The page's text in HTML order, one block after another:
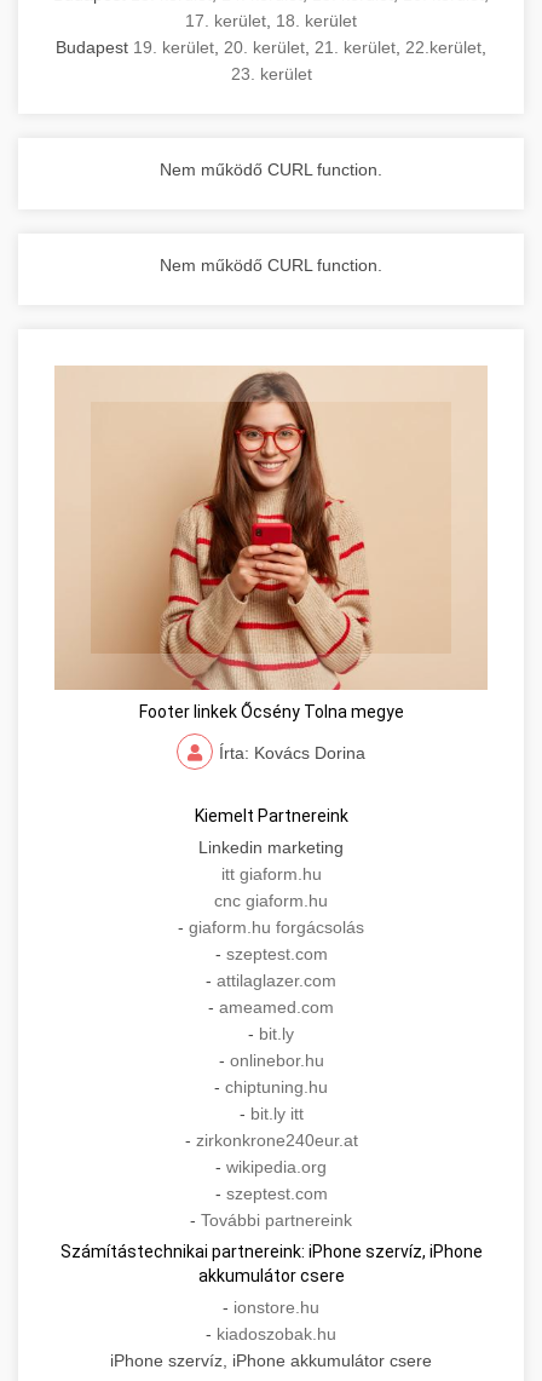
17. kerület 18. kerület
Budapest 19. kerület 20. kerület 21. kerület 22.kerület
23. kerület
Nem működő CURL function.
Nem működő CURL function.
Footer linkek Őcsény Tolna megye
Írta: Kovács Dorina
Kiemelt Partnereink
Linkedin marketing
itt giaform.hu
cnc giaform.hu
- giaform.hu forgácsolás
- szeptest.com
- attilaglazer.com
- ameamed.com
- bit.ly
- onlinebor.hu
- chiptuning.hu
- bit.ly itt
- zirkonkrone240eur.at
- wikipedia.org
- szeptest.com
- További partnereink
Számítástechnikai partnereink: iPhone szervíz, iPhone
akkumulátor csere
- ionstore.hu
- kiadoszobak.hu
iPhone szervíz, iPhone akkumulátor csere